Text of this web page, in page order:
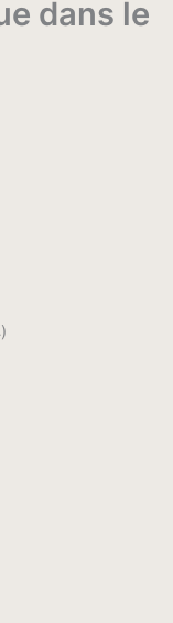
dans le